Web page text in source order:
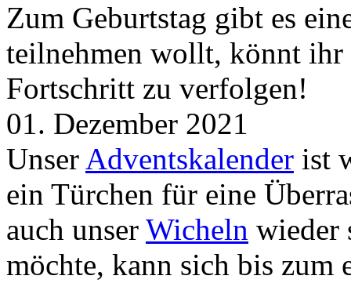
Zum Geburtstag gibt es
teilnehmen wollt, könnt
Fortschritt zu verfolgen!
01. Dezember 2021
Unser Adventskalender ist
ein Türchen für eine
auch unser Wicheln wieder
möchte, kann sich bis